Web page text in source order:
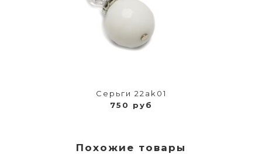
Серьги 22ak01
750 руб
Похожие товары